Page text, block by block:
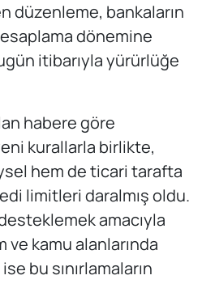
düzenleme, bankaların
dönemine
itibarıyla yürürlüğe
habere göre
kurallarla birlikte,
hem de ticari tarafta
limitleri daralmış oldu.
amacıyla
ve kamu alanlarında
bu sınırlamaların